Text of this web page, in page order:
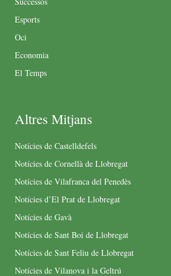
Esports
Oci
Economia
El Temps
Altres Mitjans
Notícies de Castelldefels
Notícies de Cornellà de Llobregat
Notícies de Vilafranca del Penedès
Notícies d’El Prat de Llobregat
Notícies de Gavà
Notícies de Sant Boi de Llobregat
Notícies de Sant Feliu de Llobregat
Notícies de Vilanova i la Geltrú